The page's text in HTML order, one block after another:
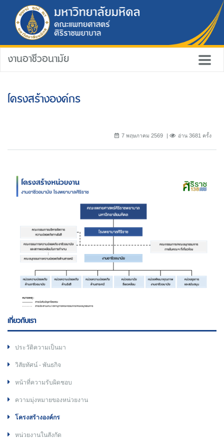
งานอาชีวอนามัย
โครงสร้างองค์กร
7 พฤษภาคม 2569 อ่าน 3681 ครั้ง
เกี่ยวกับเรา
ประวัติความเป็นมา
วิสัยทัศน์ - พันธกิจ
หน้าที่ความรับผิดชอบ
ความมุ่งหมายของหน่วยงาน
โครงสร้างองค์กร
หน่วยงานในสังกัด